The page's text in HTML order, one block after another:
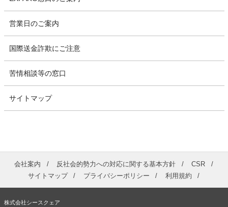
営業日のご案内
国際送金詐欺にご注意
苦情相談等の窓口
サイトマップ
会社案内 反社会的勢力への対応に関する基本方針
CSR
サイトマップ
プライバシーポリシー 利用規約
株式会社シースクェア